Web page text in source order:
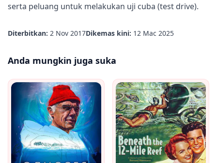
serta peluang untuk melakukan uji cuba (test drive).
Diterbitkan: 2 Nov 2017Dikemas kini: 12 Mac 2025
Anda mungkin juga suka